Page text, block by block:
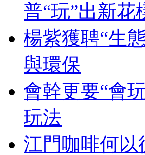
普“玩”出新花
楊紫獲聘“生
與環保
會幹更要“會
玩法
江門咖啡何以